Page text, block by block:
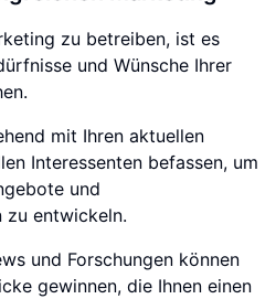
zu betreiben, ist es
und Wünsche Ihrer
mit Ihren aktuellen
Interessenten befassen, um
und
zu entwickeln.
und Forschungen können
gewinnen, die Ihnen einen